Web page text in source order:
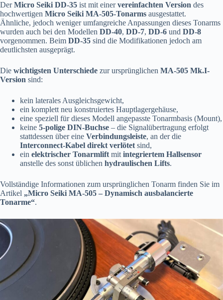
DerMicro Seiki DD-35 ist mit einervereinfachten Version des
hochwertigen Micro Seiki MA-505-Tonarms ausgestattet.
Ähnliche, jedoch weniger umfangreiche Anpassungen dieses Tonarms
wurden auch bei den Modellen DD-40, DD-7, DD-6 und DD-8
vorgenommen. Beim DD-35 sind die Modifikationen jedoch am
deutlichsten ausgeprägt.
Die wichtigsten Unterschiede zur ursprünglichen MA-505 Mk.I-
Version sind:
kein laterales Ausgleichsgewicht,
ein komplett neu konstruiertes Hauptlagergehäuse,
eine speziell für dieses Modell angepasste Tonarmbasis (Mount),
keine 5-polige DIN-Buchse – die Signalübertragung erfolgt
stattdessen über eine Verbindungsleiste, an der die
Interconnect-Kabel direkt verlötet sind,
ein elektrischer Tonarmlift mit integriertem Hallsensor
anstelle des sonst üblichen hydraulischen Lifts.
Vollständige Informationen zum ursprünglichen Tonarm finden Sie im
Artikel „Micro Seiki MA-505 – Dynamisch ausbalancierte
Tonarme“.